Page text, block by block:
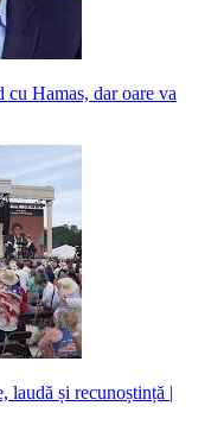
Hamas, dar oare va
laudă și recunoștință |